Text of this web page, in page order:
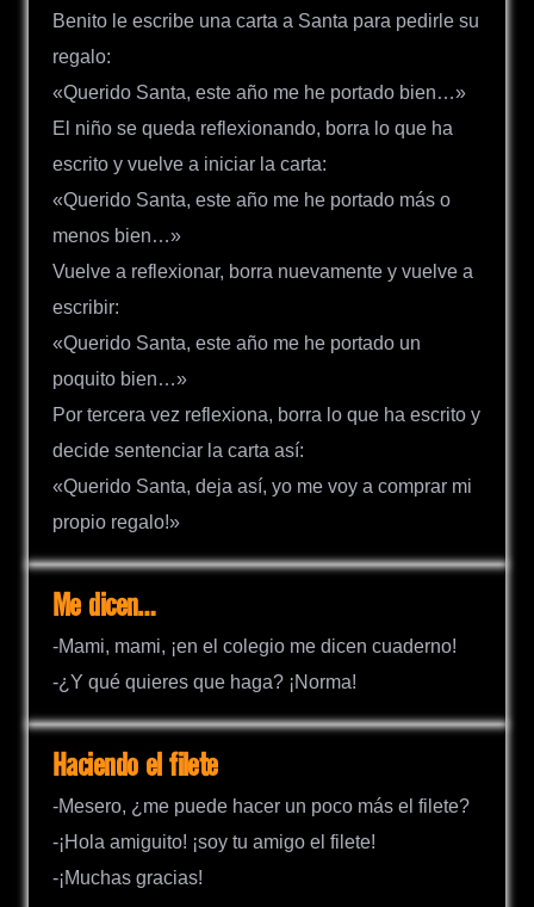
Benito le escribe una carta a Santa para pedirle su
regalo:
«Querido Santa, este año me he portado bien…»
El niño se queda reflexionando, borra lo que ha
escrito y vuelve a iniciar la carta:
«Querido Santa, este año me he portado más o
menos bien…»
Vuelve a reflexionar, borra nuevamente y vuelve a
escribir:
«Querido Santa, este año me he portado un
poquito bien…»
Por tercera vez reflexiona, borra lo que ha escrito y
decide sentenciar la carta así:
«Querido Santa, deja así, yo me voy a comprar mi
propio regalo!»
Me dicen…
-Mami, mami, ¡en el colegio me dicen cuaderno!
-¿Y qué quieres que haga? ¡Norma!
Haciendo el filete
-Mesero, ¿me puede hacer un poco más el filete?
-¡Hola amiguito! ¡soy tu amigo el filete!
-¡Muchas gracias!